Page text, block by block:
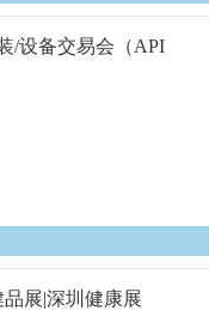
/设备交易会（API
展|深圳健康展